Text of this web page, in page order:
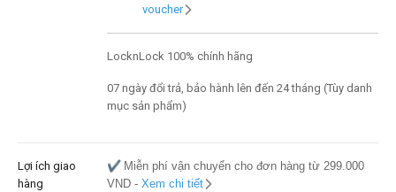
voucher
LocknLock 100% chính hãng
07 ngày đổi trả, bảo hành lên đến 24 tháng (Tùy danh
mục sản phẩm)
Lợi ích giao
hàng
✔️ Miễn phí vận chuyển cho đơn hàng từ 299.000
VND - Xem chi tiết